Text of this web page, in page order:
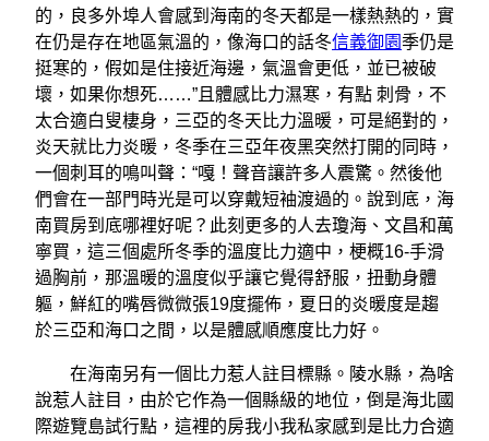
的，良多外埠人會感到海南的冬天都是一樣熱熱的，實
在仍是存在地區氣溫的，像海口的話冬信義御園 季仍是
挺寒的，假如是住接近海邊，氣溫會更低，並已被破
壞，如果你想死……”且體感比力濕寒，有點 刺骨，不
太合適白叟棲身，三亞的冬天比力溫暖，可是絕對的，
炎天就比力炎暖，冬季在三亞年夜黑突然打開的同時，
一個刺耳的鳴叫聲：“嘎！聲音讓許多人震驚。然後他
們會在一部門時光是可以穿戴短袖渡過的。說到底，海
南買房到底哪裡好呢？此刻更多的人去瓊海、文昌和萬
寧買，這三個處所冬季的溫度比力適中，梗概16-手滑
過胸前，那溫暖的溫度似乎讓它覺得舒服，扭動身體
軀，鮮紅的嘴唇微微張19度擺佈，夏日的炎暖度是趨
於三亞和海口之間，以是體感順應度比力好。
在海南另有一個比力惹人註目標縣。陵水縣，為啥
說惹人註目，由於它作為一個縣級的地位，倒是海北國
際遊覽島試行點，這裡的房我小我私家感到是比力合適